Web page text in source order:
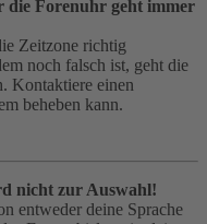
die Forenuhr geht immer
Zeitzone richtig
noch falsch ist, geht die
Kontaktiere einen
beheben kann.
nicht zur Auswahl!
entweder deine Sprache